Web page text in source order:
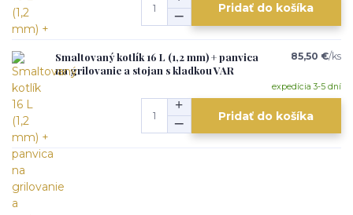
Pridať do košíka
Smaltovaný kotlík 16 L (1,2 mm) + panvica
na grilovanie a stojan s kladkou VAR
85,50 €/ks
expedícia 3-5 dní
Pridať do košíka